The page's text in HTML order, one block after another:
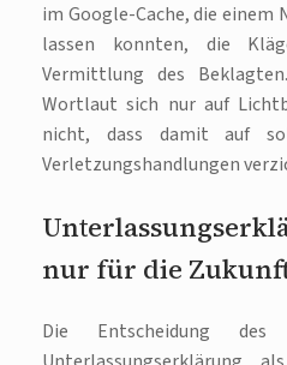
im Google-Cache, die einem
lassen konnten, die
Vermittlung des
Wortlaut sich nur auf
nicht, dass damit auf
Verletzungshandlungen
nur für die
Die Entscheidung